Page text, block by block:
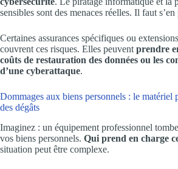
sensibles sont des menaces réelles. Il faut
Certaines assurances spécifiques ou
couvrent ces risques. Elles peuvent prendre
coûts de restauration des données ou les
d’une cyberattaque.
Dommages aux biens personnels : le matériel
des dégâts
Imaginez : un équipement professionnel
vos biens personnels. Qui prend en charge
situation peut être complexe.